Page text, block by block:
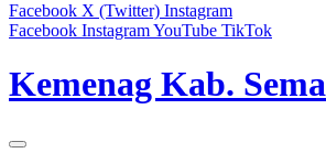
Facebook X (Twitter) Instagram
Facebook InstagramYouTube TikTok
Kemenag Kab.